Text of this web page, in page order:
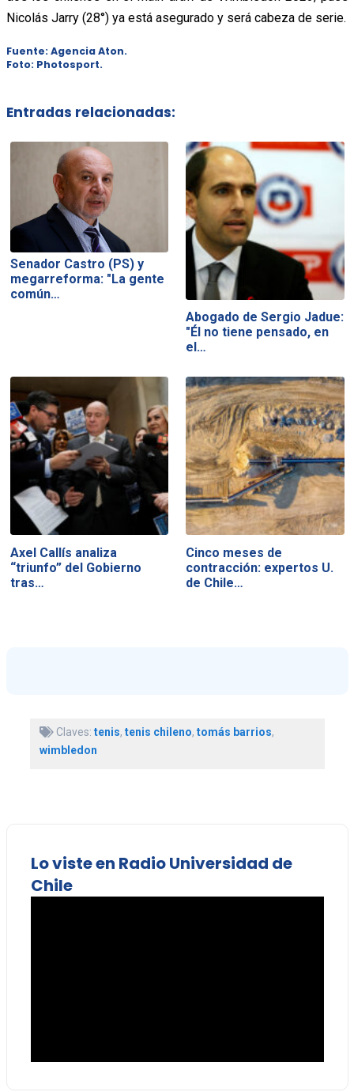
Nicolás Jarry (28°) ya está asegurado y será cabeza de serie.
Fuente: Agencia Aton.
Foto: Photosport.
Entradas relacionadas:
Senador Castro (PS) y
megarreforma: "La gente
común…
Abogado de Sergio Jadue:
"Él no tiene pensado, en
el…
Axel Callís analiza
“triunfo” del Gobierno
tras…
Cinco meses de
contracción: expertos U.
de Chile…
Claves: tenis, tenis chileno, tomás barrios,
wimbledon
Lo viste en Radio Universidad de
Chile